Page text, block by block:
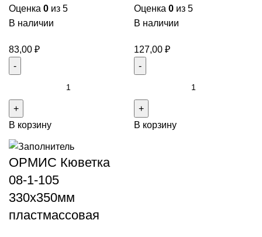
Оценка 0 из 5
В наличии
83,00 ₽
В корзину
Оценка 0 из 5
В наличии
127,00 ₽
В корзину
ОРМИС Кюветка
08-1-105
330х350мм
пластмассовая